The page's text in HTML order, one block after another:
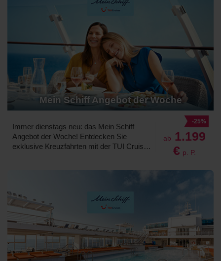
Mein Schiff Angebot der Woche
Immer dienstags neu: das Mein Schiff
Angebot der Woche! Entdecken Sie
exklusive Kreuzfahrten mit der TUI Cruises
sichern!
-25%
ab
1.199
€ p. P.